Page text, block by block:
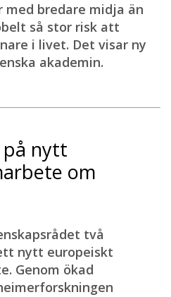
med bredare midja än
så stor risk att
i livet. Det visar ny
akademin.
på nytt
om
två
nytt europeiskt
Genom ökad